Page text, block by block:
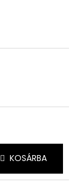
KOSÁRBA